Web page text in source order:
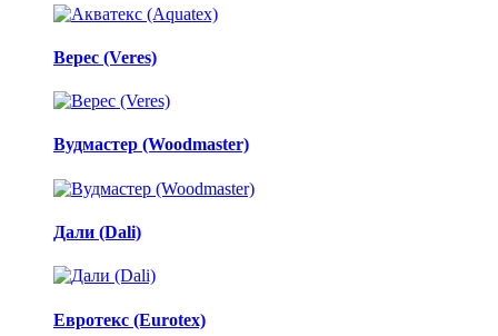
Верес (Veres)
Вудмастер (Woodmaster)
Дали (Dali)
Евротекс (Eurotex)